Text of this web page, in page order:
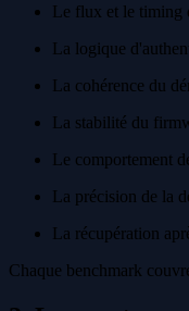
Le flux et le timing
La logique
La cohérence du
La stabilité du
Le comportement
La précision de la
La récupération
Chaque benchmark